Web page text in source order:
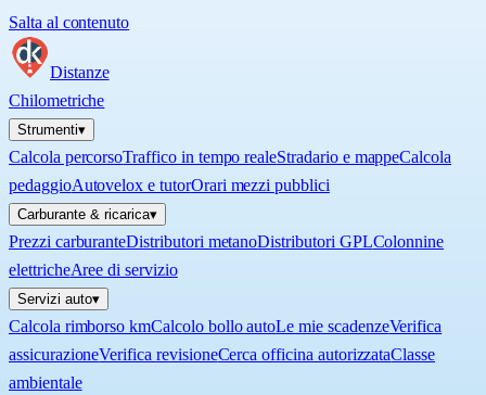
Salta al contenuto
Distanze
Chilometriche
Strumenti▾
Calcola percorsoTraffico in tempo realeStradario e mappeCalcola
pedaggioAutovelox e tutorOrari mezzi pubblici
Carburante & ricarica▾
Prezzi carburanteDistributori metanoDistributori GPLColonnine
elettricheAree di servizio
Servizi auto▾
Calcola rimborso kmCalcolo bollo autoLe mie scadenzeVerifica
assicurazioneVerifica revisioneCerca officina autorizzataClasse
ambientale